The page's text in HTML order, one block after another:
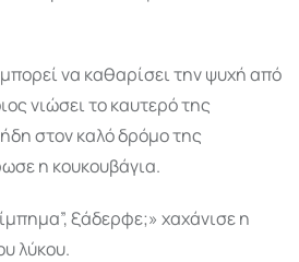
να καθαρίσει την ψυχή από
νιώσει το καυτερό της
στον καλό δρόμο της
η κουκουβάγια.
ξάδερφε;» χαχάνισε η
λύκου.